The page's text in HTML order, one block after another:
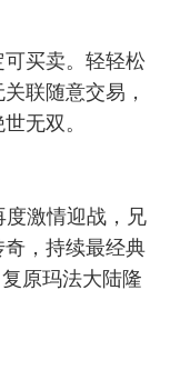
买卖。轻轻松
联随意交易，
无双。
激情迎战，兄
，持续最经典
原玛法大陆隆